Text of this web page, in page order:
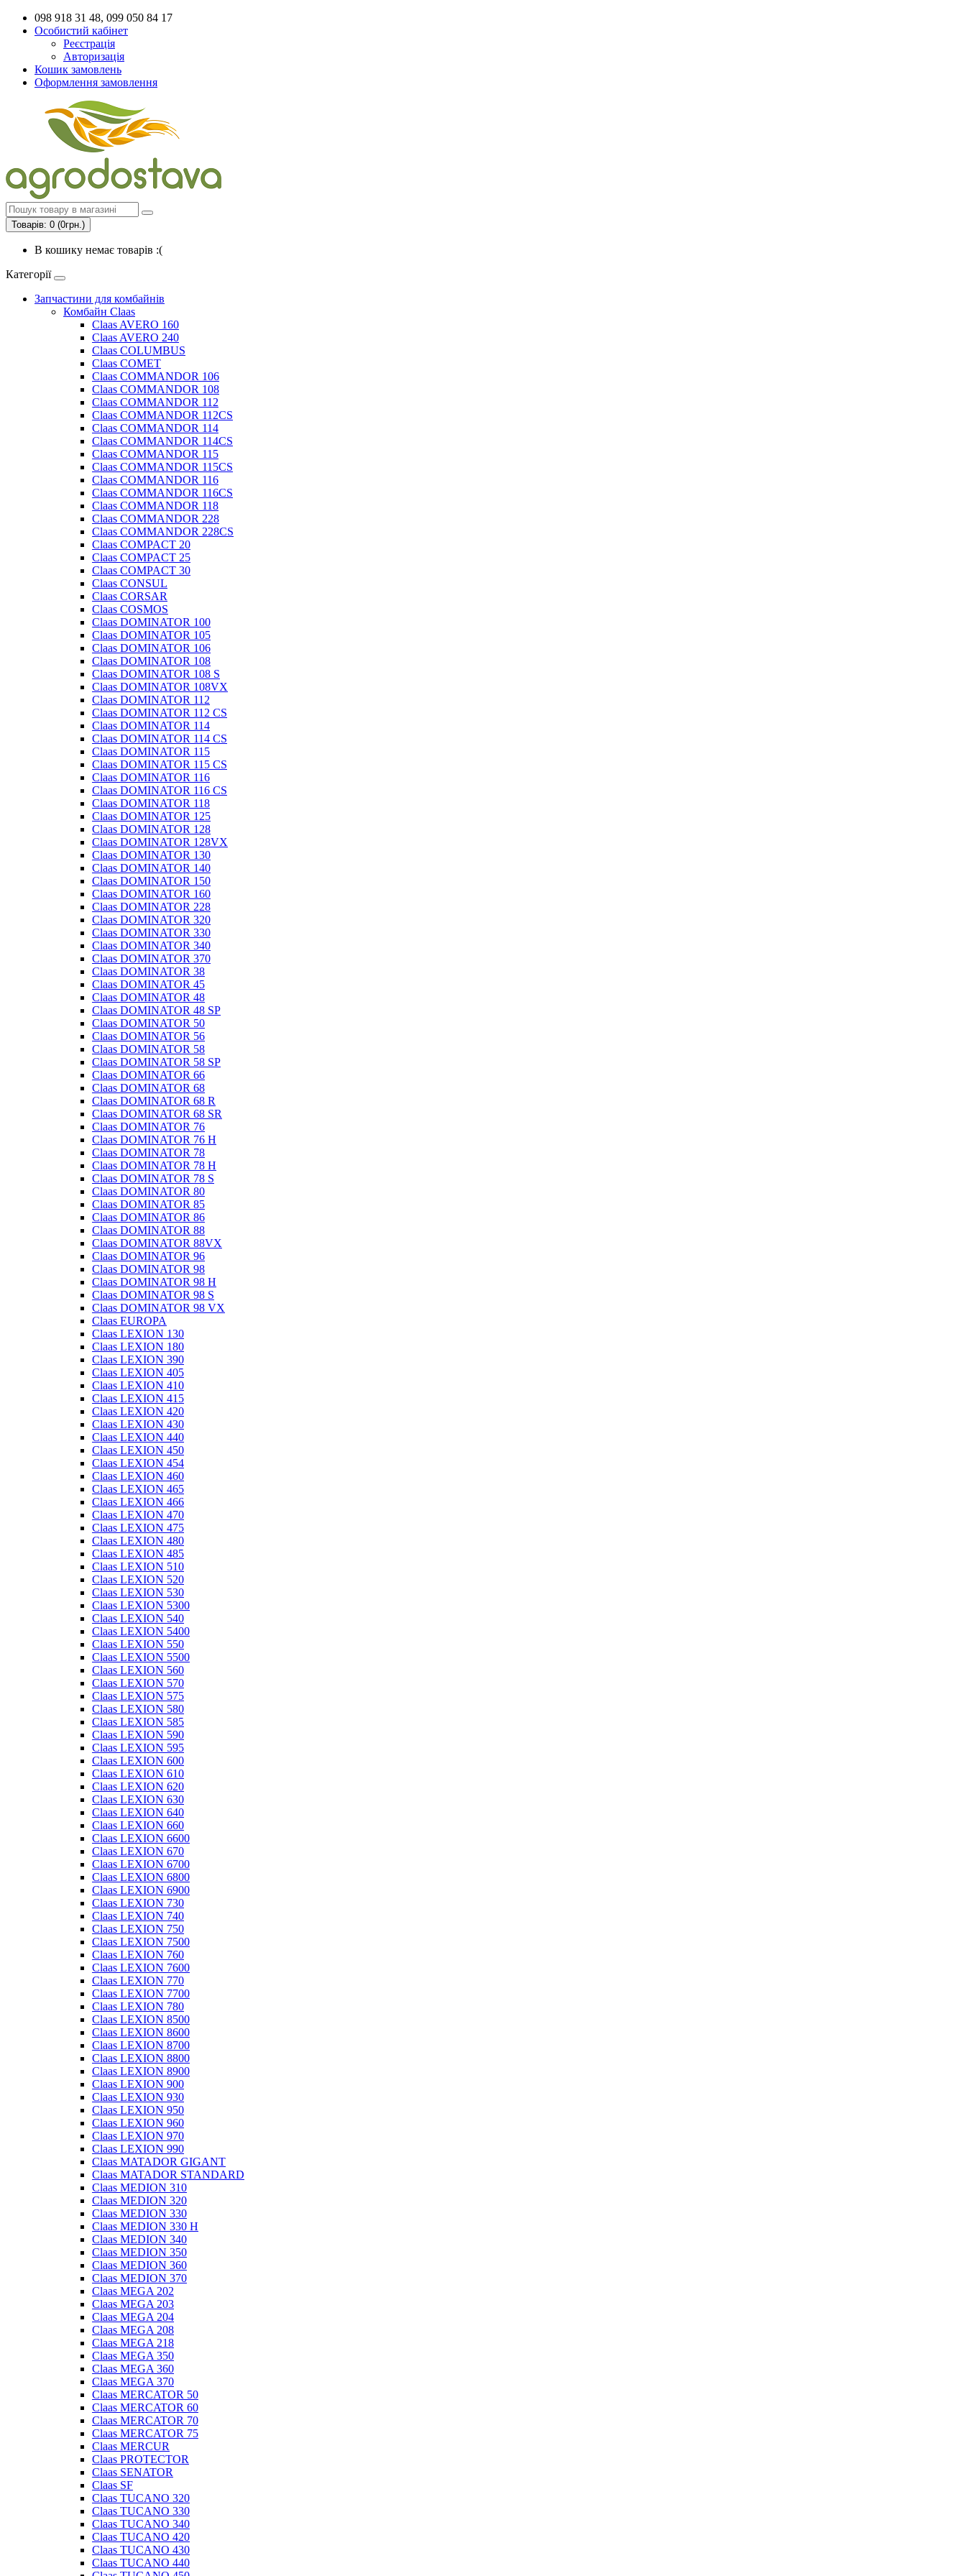
098 918 31 48, 099 050 84 17
Особистий кабінет
Реєстрація
Авторизація
Кошик замовлень
Оформлення замовлення
Товарів: 0 (0грн.)
В кошику немає товарів :(
Категорії
Запчастини для комбайнів
Комбайн Claas
Claas AVERO 160
Claas AVERO 240
Claas COLUMBUS
Claas COMET
Claas COMMANDOR 106
Claas COMMANDOR 108
Claas COMMANDOR 112
Claas COMMANDOR 112CS
Claas COMMANDOR 114
Claas COMMANDOR 114CS
Claas COMMANDOR 115
Claas COMMANDOR 115CS
Claas COMMANDOR 116
Claas COMMANDOR 116CS
Claas COMMANDOR 118
Claas COMMANDOR 228
Claas COMMANDOR 228CS
Claas COMPACT 20
Claas COMPACT 25
Claas COMPACT 30
Claas CONSUL
Claas CORSAR
Claas COSMOS
Claas DOMINATOR 100
Claas DOMINATOR 105
Claas DOMINATOR 106
Claas DOMINATOR 108
Claas DOMINATOR 108 S
Claas DOMINATOR 108VX
Claas DOMINATOR 112
Claas DOMINATOR 112 CS
Claas DOMINATOR 114
Claas DOMINATOR 114 CS
Claas DOMINATOR 115
Claas DOMINATOR 115 CS
Claas DOMINATOR 116
Claas DOMINATOR 116 CS
Claas DOMINATOR 118
Claas DOMINATOR 125
Claas DOMINATOR 128
Claas DOMINATOR 128VX
Claas DOMINATOR 130
Claas DOMINATOR 140
Claas DOMINATOR 150
Claas DOMINATOR 160
Claas DOMINATOR 228
Claas DOMINATOR 320
Claas DOMINATOR 330
Claas DOMINATOR 340
Claas DOMINATOR 370
Claas DOMINATOR 38
Claas DOMINATOR 45
Claas DOMINATOR 48
Claas DOMINATOR 48 SP
Claas DOMINATOR 50
Claas DOMINATOR 56
Claas DOMINATOR 58
Claas DOMINATOR 58 SP
Claas DOMINATOR 66
Claas DOMINATOR 68
Claas DOMINATOR 68 R
Claas DOMINATOR 68 SR
Claas DOMINATOR 76
Claas DOMINATOR 76 H
Claas DOMINATOR 78
Claas DOMINATOR 78 H
Claas DOMINATOR 78 S
Claas DOMINATOR 80
Claas DOMINATOR 85
Claas DOMINATOR 86
Claas DOMINATOR 88
Claas DOMINATOR 88VX
Claas DOMINATOR 96
Claas DOMINATOR 98
Claas DOMINATOR 98 H
Claas DOMINATOR 98 S
Claas DOMINATOR 98 VX
Claas EUROPA
Claas LEXION 130
Claas LEXION 180
Claas LEXION 390
Claas LEXION 405
Claas LEXION 410
Claas LEXION 415
Claas LEXION 420
Claas LEXION 430
Claas LEXION 440
Claas LEXION 450
Claas LEXION 454
Claas LEXION 460
Claas LEXION 465
Claas LEXION 466
Claas LEXION 470
Claas LEXION 475
Claas LEXION 480
Claas LEXION 485
Claas LEXION 510
Claas LEXION 520
Claas LEXION 530
Claas LEXION 5300
Claas LEXION 540
Claas LEXION 5400
Claas LEXION 550
Claas LEXION 5500
Claas LEXION 560
Claas LEXION 570
Claas LEXION 575
Claas LEXION 580
Claas LEXION 585
Claas LEXION 590
Claas LEXION 595
Claas LEXION 600
Claas LEXION 610
Claas LEXION 620
Claas LEXION 630
Claas LEXION 640
Claas LEXION 660
Claas LEXION 6600
Claas LEXION 670
Claas LEXION 6700
Claas LEXION 6800
Claas LEXION 6900
Claas LEXION 730
Claas LEXION 740
Claas LEXION 750
Claas LEXION 7500
Claas LEXION 760
Claas LEXION 7600
Claas LEXION 770
Claas LEXION 7700
Claas LEXION 780
Claas LEXION 8500
Claas LEXION 8600
Claas LEXION 8700
Claas LEXION 8800
Claas LEXION 8900
Claas LEXION 900
Claas LEXION 930
Claas LEXION 950
Claas LEXION 960
Claas LEXION 970
Claas LEXION 990
Claas MATADOR GIGANT
Claas MATADOR STANDARD
Claas MEDION 310
Claas MEDION 320
Claas MEDION 330
Claas MEDION 330 H
Claas MEDION 340
Claas MEDION 350
Claas MEDION 360
Claas MEDION 370
Claas MEGA 202
Claas MEGA 203
Claas MEGA 204
Claas MEGA 208
Claas MEGA 218
Claas MEGA 350
Claas MEGA 360
Claas MEGA 370
Claas MERCATOR 50
Claas MERCATOR 60
Claas MERCATOR 70
Claas MERCATOR 75
Claas MERCUR
Claas PROTECTOR
Claas SENATOR
Claas SF
Claas TUCANO 320
Claas TUCANO 330
Claas TUCANO 340
Claas TUCANO 420
Claas TUCANO 430
Claas TUCANO 440